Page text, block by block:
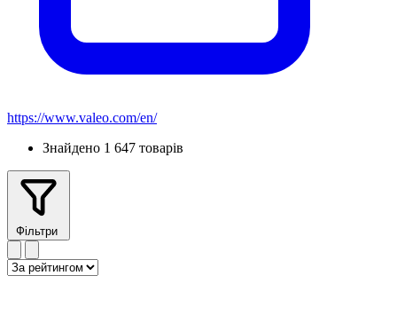
https://www.valeo.com/en/
Знайдено 1 647 товарів
Фільтри